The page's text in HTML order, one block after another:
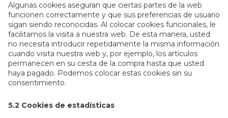
Algunas cookies aseguran que ciertas partes de la web
funcionen correctamente y que sus preferencias de usuario
sigan siendo reconocidas. Al colocar cookies funcionales, le
facilitamos la visita a nuestra web. De esta manera, usted
no necesita introducir repetidamente la misma información
cuando visita nuestra web y, por ejemplo, los artículos
permanecen en su cesta de la compra hasta que usted
haya pagado. Podemos colocar estas cookies sin su
consentimiento.
5.2 Cookies de estadísticas